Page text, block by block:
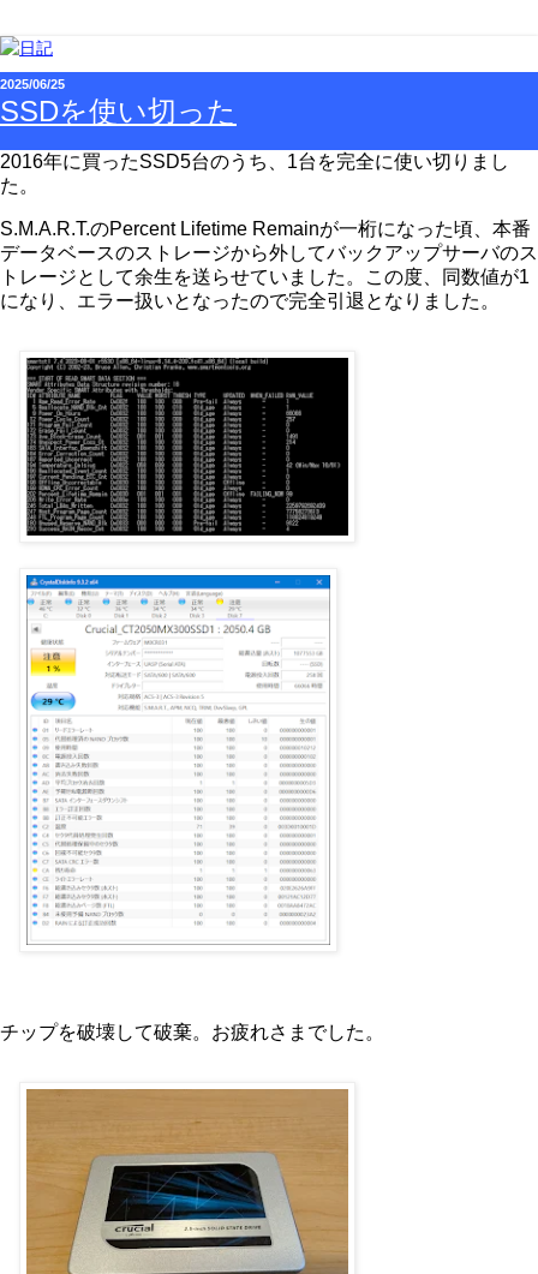
2025/06/25
SSDを使い切った
2016年に買ったSSD5台のうち、1台を完全に使い切りまし
た。
S.M.A.R.T.のPercent Lifetime Remainが一桁になった頃、本番
データベースのストレージから外してバックアップサーバのス
トレージとして余生を送らせていました。この度、同数値が1
になり、エラー扱いとなったので完全引退となりました。
チップを破壊して破棄。お疲れさまでした。